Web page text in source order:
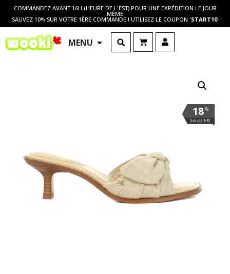
COMMANDEZ AVANT 16H (HEURE DE L'EST) POUR UNE EXPÉDITION LE JOUR
MÊME
SAUVEZ 10% SUR VOTRE 1ÈRE COMMANDE ! UTILISEZ LE COUPON 'START10'
MENU
%
.
18
Sauvez $40